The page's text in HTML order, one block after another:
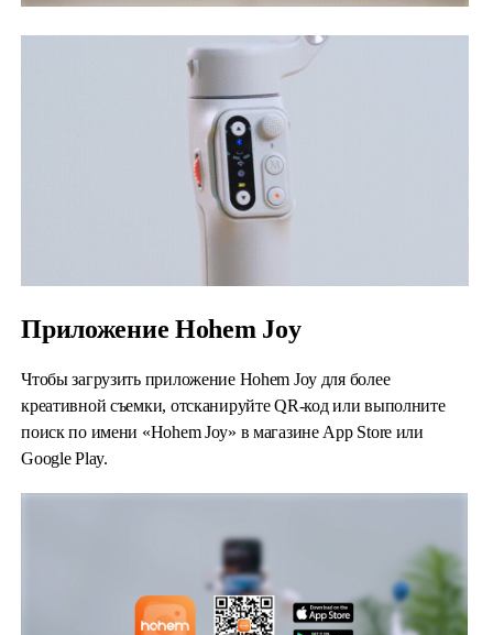
Приложение Hohem Joy
Чтобы загрузить приложение Hohem Joy для более
креативной съемки, отсканируйте QR-код или выполните
поиск по имени «Hohem Joy» в магазине App Store или
Google Play.